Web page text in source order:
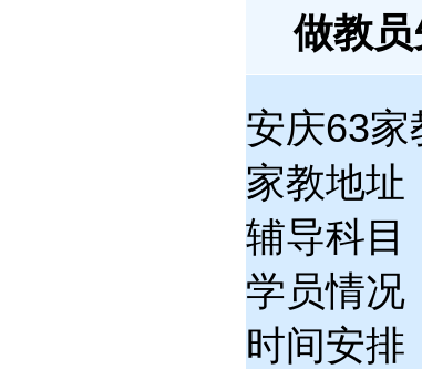
做教
安庆63
家教地址
辅导科目
学员情况
时间安排